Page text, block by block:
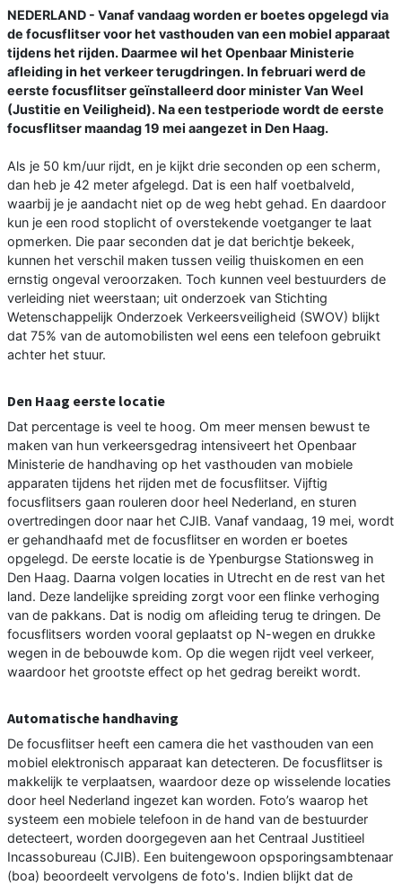
NEDERLAND - Vanaf vandaag worden er boetes opgelegd via
de focusflitser voor het vasthouden van een mobiel apparaat
tijdens het rijden. Daarmee wil het Openbaar Ministerie
afleiding in het verkeer terugdringen. In februari werd de
eerste focusflitser geïnstalleerd door minister Van Weel
(Justitie en Veiligheid). Na een testperiode wordt de eerste
focusflitser maandag 19 mei aangezet in Den Haag.
Als je 50 km/uur rijdt, en je kijkt drie seconden op een scherm,
dan heb je 42 meter afgelegd. Dat is een half voetbalveld,
waarbij je je aandacht niet op de weg hebt gehad. En daardoor
kun je een rood stoplicht of overstekende voetganger te laat
opmerken. Die paar seconden dat je dat berichtje bekeek,
kunnen het verschil maken tussen veilig thuiskomen en een
ernstig ongeval veroorzaken. Toch kunnen veel bestuurders de
verleiding niet weerstaan; uit onderzoek van Stichting
Wetenschappelijk Onderzoek Verkeersveiligheid (SWOV) blijkt
dat 75% van de automobilisten wel eens een telefoon gebruikt
achter het stuur.
Den Haag eerste locatie
Dat percentage is veel te hoog. Om meer mensen bewust te
maken van hun verkeersgedrag intensiveert het Openbaar
Ministerie de handhaving op het vasthouden van mobiele
apparaten tijdens het rijden met de focusflitser. Vijftig
focusflitsers gaan rouleren door heel Nederland, en sturen
overtredingen door naar het CJIB. Vanaf vandaag, 19 mei, wordt
er gehandhaafd met de focusflitser en worden er boetes
opgelegd. De eerste locatie is de Ypenburgse Stationsweg in
Den Haag. Daarna volgen locaties in Utrecht en de rest van het
land. Deze landelijke spreiding zorgt voor een flinke verhoging
van de pakkans. Dat is nodig om afleiding terug te dringen. De
focusflitsers worden vooral geplaatst op N-wegen en drukke
wegen in de bebouwde kom. Op die wegen rijdt veel verkeer,
waardoor het grootste effect op het gedrag bereikt wordt.
Automatische handhaving
De focusflitser heeft een camera die het vasthouden van een
mobiel elektronisch apparaat kan detecteren. De focusflitser is
makkelijk te verplaatsen, waardoor deze op wisselende locaties
door heel Nederland ingezet kan worden. Foto’s waarop het
systeem een mobiele telefoon in de hand van de bestuurder
detecteert, worden doorgegeven aan het Centraal Justitieel
Incassobureau (CJIB). Een buitengewoon opsporingsambtenaar
(boa) beoordeelt vervolgens de foto's. Indien blijkt dat de